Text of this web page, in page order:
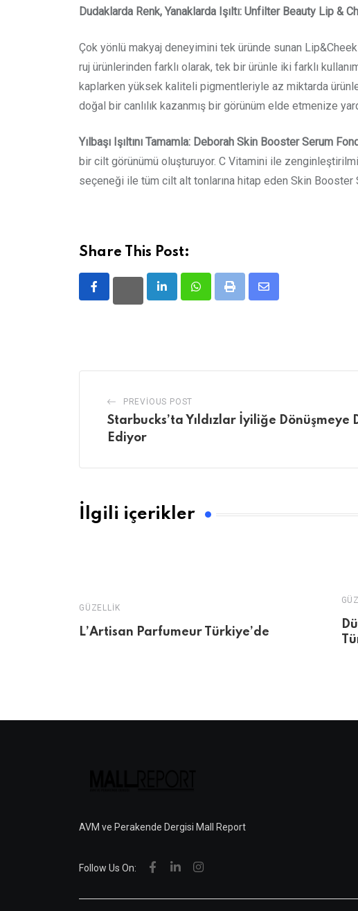
Dudaklarda Renk, Yanaklarda Işıltı: Unfilter Beauty Lip &
Çok yönlü makyaj deneyimini tek üründe sunan
ruj ürünlerinden farklı olarak, tek bir ürünle iki farklı
kaplarken yüksek kaliteli pigmentleriyle az miktarda
doğal bir canlılık kazanmış bir görünüm elde etmenize
Yılbaşı Işıltını Tamamla: Deborah Skin Booster Serum
bir cilt görünümü oluşturuyor. C Vitamini ile
seçeneği ile tüm cilt alt tonlarına hitap eden Skin Booster
Share This Post:
LinkedInWhatsappPrint
Share
PREVIOUS POST
Starbucks’ta Yıldızlar İyiliğe Dönüşmeye
Ediyor
İlgili içerikler
GÜZELLIK
L’Artisan Parfumeur Türkiye’de
AVM ve Perakende Dergisi Mall Report
Follow Us On: